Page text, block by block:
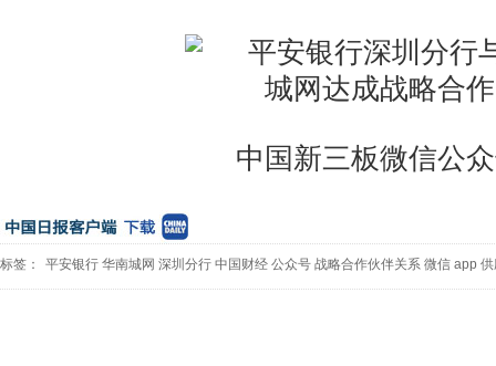
中国新三板微信公
标签： 平安银行 华南城网 深圳分行 中国财经 公众号 战略合作伙伴关系 微信 app